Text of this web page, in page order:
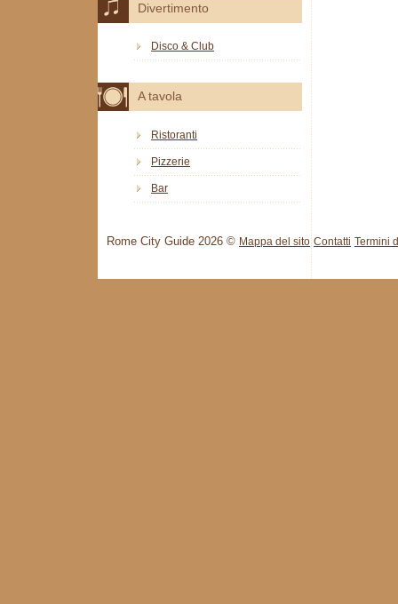
Divertimento
Disco & Club
A tavola
Ristoranti
Pizzerie
Bar
Rome City Guide 2026 © Mappa del sito Contatti Termini